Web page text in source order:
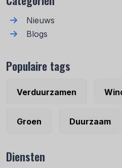
Nieuws
Blogs
Populaire tags
Verduurzamen
Groen Duurzaam
Diensten